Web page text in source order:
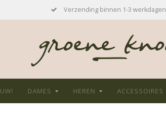
Verzending binnen 1-3 werkdagen
DAMES HEREN ACCESSOIRES